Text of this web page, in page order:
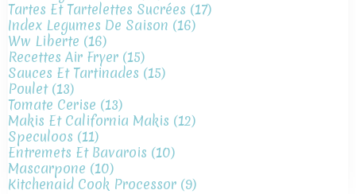
Tartes Et Tartelettes Sucrées (17)
Index Legumes De Saison (16)
Ww Liberte (16)
Recettes Air Fryer (15)
Sauces Et Tartinades (15)
Poulet(13)
Tomate Cerise (13)
Makis Et California Makis (12)
Speculoos (11)
Entremets Et Bavarois (10)
Mascarpone (10)
Kitchenaid Cook Processor (9)